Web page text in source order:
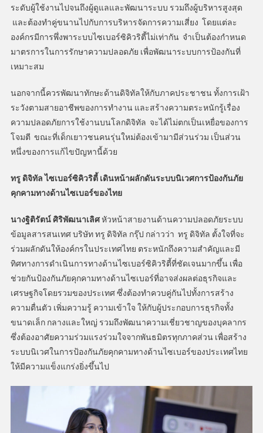
ระดับผู้ใช้งานไปจนถึงผู้ดูแลและพัฒนาระบบ รวมถึงผู้บริหารสูงสุด
และต้องทำคู่ขนานไปกับการบริหารจัดการความเสี่ยง โดยแต่ละ
องค์กรมีการพึ่งพาระบบไซเบอร์ซิคิวริตี้ไม่เท่ากัน จำเป็นต้องกำหนด
มาตรการในการรักษาความปลอดภัย เพื่อพัฒนาระบบการป้องกันที่
เหมาะสม
นอกจากนี้ควรพัฒนาทักษะด้านดิจิทัลให้กับภาคประชาชน ทั้งการเฝ้า
ระวังตามสายอาชีพของการทำงาน และสร้างความตระหนักรู้เรื่อง
ความปลอดภัยการใช้งานบนโลกดิจิทัล จะได้ไม่ตกเป็นเหยื่อของการ
โจมตี ขณะที่เด็กเยาวชนคนรุ่นใหม่ต้องเข้ามามีส่วนร่วม เป็นส่วน
หนึ่งของการแก้ไขปัญหานี้ด้วย
ทรู ดิจิทัล ไซเบอร์ซิคิวริตี้ เดินหน้าผลักดันระบบนิเวศการป้องกันภัย
คุกคามทางด้านไซเบอร์ของไทย
นางฐิติรัตน์ ศิริพัฒนาเลิศหัวหน้าสายงานด้านความปลอดภัยระบบ
ข้อมูลสารสนเทศ บริษัท ทรู ดิจิทัล กรุ๊ป กล่าวว่า ทรู ดิจิทัล ตั้งใจที่จะ
ร่วมผลักดันให้องค์กรในประเทศไทย ตระหนักถึงความสำคัญและมี
ทิศทางการดำเนินการทางด้านไซเบอร์ซิคิวริตี้ที่ชัดเจนมากขึ้น เพื่อ
ช่วยกันป้องกันภัยคุกคามทางด้านไซเบอร์ที่อาจส่งผลต่อธุรกิจและ
เศรษฐกิจโดยรวมของประเทศ ซึ่งต้องทำควบคู่กันไปทั้งการสร้าง
ความตื่นตัว เพิ่มความรู้ ความเข้าใจ ให้กับผู้ประกอบการธุรกิจทั้ง
ขนาดเล็ก กลางและใหญ่ รวมถึงพัฒนาความเชี่ยวชาญของบุคลากร
ซึ่งต้องอาศัยความร่วมแรงร่วมใจจากพันธมิตรทุกภาคส่วน เพื่อสร้าง
ระบบนิเวศในการป้องกันภัยคุกคามทางด้านไซเบอร์ของประเทศไทย
ให้มีความแข็งแกร่งยิ่งขึ้นไป